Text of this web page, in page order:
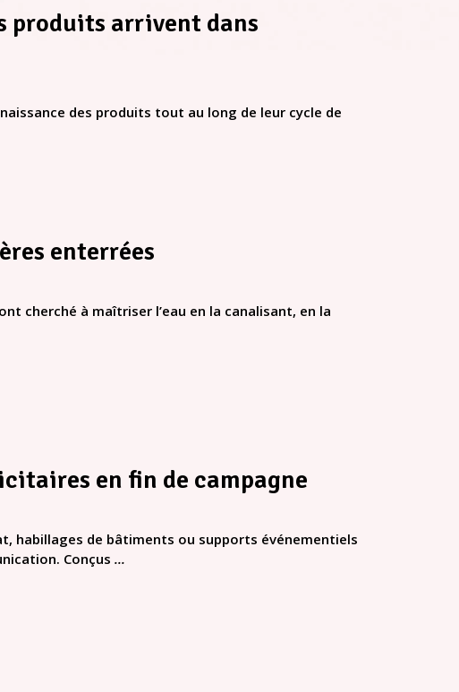
produits arrivent dans
des produits tout au long de leur cycle de
enterrées
cherché à maîtriser l’eau en la canalisant, en la
en fin de campagne
habillages de bâtiments ou supports événementiels
Conçus ...